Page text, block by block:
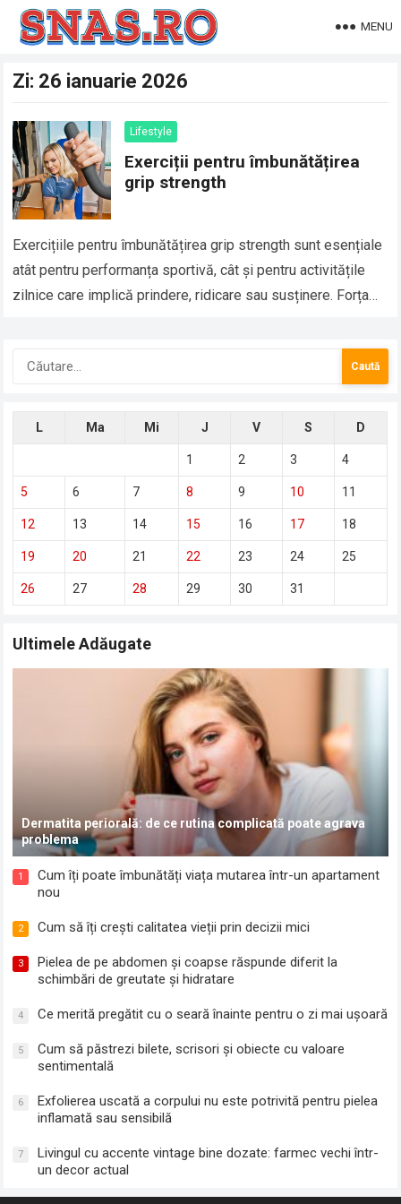
MENU
Zi: 26 ianuarie 2026
Lifestyle
Exerciții pentru îmbunătățirea
grip strength
Exercițiile pentru îmbunătățirea grip strength sunt esențiale
atât pentru performanța sportivă, cât și pentru activitățile
zilnice care implică prindere, ridicare sau susținere. Forța
Caută
după:
L Ma Mi J V S D
1 2 3 4
5 6 7 8 9 10 11
12 13 14 15 16 17 18
19 20 21 22 23 24 25
26 27 28 29 30 31
Ultimele Adăugate
Dermatita periorală: de ce rutina complicată poate agrava
problema
1
Cum îți poate îmbunătăți viața mutarea într-un apartament
nou
2 Cum să îți crești calitatea vieții prin decizii mici
3
Pielea de pe abdomen și coapse răspunde diferit la
schimbări de greutate și hidratare
4 Ce merită pregătit cu o seară înainte pentru o zi mai ușoară
5
Cum să păstrezi bilete, scrisori și obiecte cu valoare
sentimentală
6
Exfolierea uscată a corpului nu este potrivită pentru pielea
inflamată sau sensibilă
7
Livingul cu accente vintage bine dozate: farmec vechi într-
un decor actual